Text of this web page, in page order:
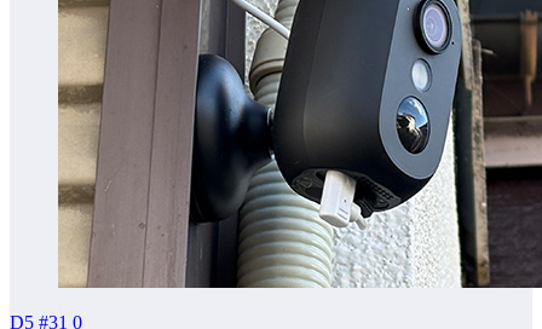
D5 #31 0